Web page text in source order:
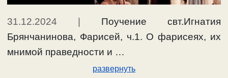
31.12.2024 | Поучение свт.Игнатия
Брянчанинова, Фарисей, ч.1. О фарисеях, их
мнимой праведности и …
развернуть